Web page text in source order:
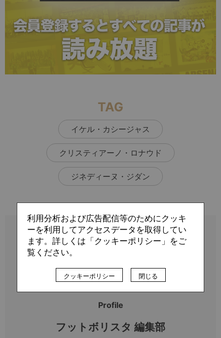
TAG
イケル・カシージャス
クリスティアーノ・ロナウド
ジネディーヌ・ジダン
Profile
フットボリスタ 編集部
利用分析および広告配信等のためにクッキ
ーを利用してアクセスデータを取得してい
ます。詳しくは「クッキーポリシー」をご
覧ください。
クッキーポリシー 閉じる